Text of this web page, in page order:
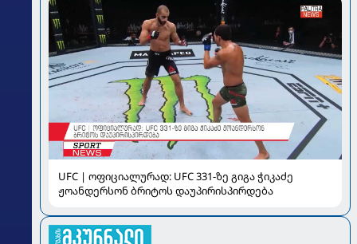
UFC | ოფიციალურად: UFC 331-ზე გიგა ჭიკაძე
ჟოანდერსონ ბრიტოს დაუპირისპირდება